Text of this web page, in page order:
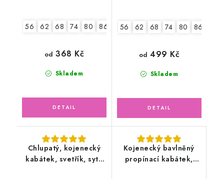
56 62 68 74 80 86
Skladem
od 368 Kč
56 62 68 74 80 86
Skladem
od 499 Kč
Chlupatý, kojenecký
kabátek, svetřík, sytě
Kojenecký bavlněný
propínací kabátek,